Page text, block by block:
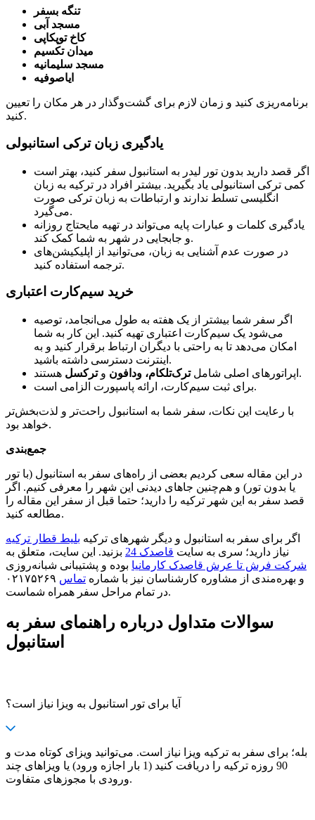
تنگه بسفر
مسجد آبی
کاخ توپکاپی
میدان تکسیم
مسجد سلیمانیه
ایاصوفیه
برنامه‌ریزی کنید و زمان لازم برای گشت‌وگذار در هر مکان را تعیین
کنید.
یادگیری زبان ترکی استانبولی
اگر قصد دارید بدون تور لیدر به استانبول سفر کنید، بهتر است
کمی ترکی استانبولی یاد بگیرید. بیشتر افراد در ترکیه به زبان
انگلیسی تسلط ندارند و ارتباطات به زبان ترکی صورت
می‌گیرد.
یادگیری کلمات و عبارات پایه می‌تواند در تهیه مایحتاج روزانه
و جابجایی در شهر به شما کمک کند.
در صورت عدم آشنایی به زبان، می‌توانید از اپلیکیشن‌های
ترجمه استفاده کنید.
خرید سیم‌کارت اعتباری
اگر سفر شما بیشتر از یک هفته به طول می‌انجامد، توصیه
می‌شود یک سیم‌کارت اعتباری تهیه کنید. این کار به شما
امکان می‌دهد تا به راحتی با دیگران ارتباط برقرار کنید و به
اینترنت دسترسی داشته باشید.
اپراتورهای اصلی شاملترک‌تلکام، ودافون وترکسل
هستند.
برای ثبت سیم‌کارت، ارائه پاسپورت الزامی است.
با رعایت این نکات، سفر شما به استانبول راحت‌تر و لذت‌بخش‌تر
خواهد بود.
جمع‌بندی
در این مقاله سعی کردیم بعضی از راه‌های سفر به استانبول (با تور
یا بدون تور) و هم‌چنین جاهای دیدنی این شهر را معرفی کنیم. اگر
قصد سفر به این شهر ترکیه را دارید؛ حتما قبل از سفر این مقاله را
مطالعه کنید.
اگر برای سفر به استانبول و دیگر شهرهای ترکیه بلیط قطار ترکیه
نیاز دارید؛ سری به سایت قاصدک 24
بزنید. این سایت، متعلق به
شرکت فرش تا عرش قاصدک کارمانیا بوده و پشتیبانی شبانه‌روزی
و بهره‌مندی از مشاوره کارشناسان نیز با شماره تماس ۰۲۱۷۵۲۶۹
در تمام مراحل سفر همراه شماست.
سوالات متداول درباره راهنمای سفر به
استانبول
آیا برای تور استانبول به ویزا نیاز است؟
بله؛ برای سفر به ترکیه ویزا نیاز است. می‌توانید ویزای کوتاه مدت و
90 روزه ترکیه را دریافت کنید (1 بار اجازه ورود) یا ویزاهای چند
ورودی با مجوزهای متفاوت.